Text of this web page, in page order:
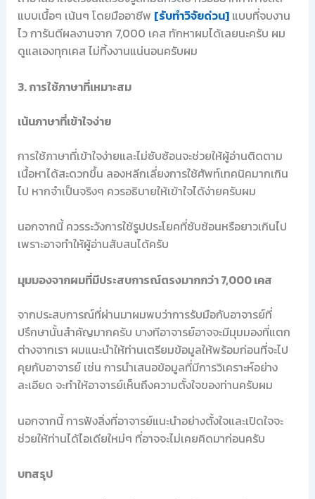
แบบเนื้อๆ เน้นๆ โดยมืออาชีพ [รับทำวิจัยด่วน]แบบที่จบงาน
ไว การันตีผลงานจาก 7,000 เคส ทักหาผมได้เลยนะครับ ผม
ดูแลเองทุกเคส ไม่ทิ้งงานแน่นอนครับผม
3. การใช้ภาษาที่เหมาะสม
เน้นภาษาที่เข้าใจง่าย
การใช้ภาษาที่เข้าใจง่ายและไม่ซับซ้อนจะช่วยให้ผู้อ่านติดตาม
เนื้อหาได้สะดวกขึ้น ลองหลีกเลี่ยงการใช้ศัพท์เทคนิคมากเกิน
ไป หากจำเป็นจริงๆ ควรอธิบายให้เข้าใจได้ง่ายครับผม
นอกจากนี้ ควรระวังการใช้รูปประโยคที่ซับซ้อนหรือยาวเกินไป
เพราะอาจทำให้ผู้อ่านสับสนได้ครับ
มุมมองจากผมที่มีประสบการณ์ตรงมากกว่า 7,000 เคส
จากประสบการณ์ที่ผ่านมาผมพบว่าการรับมือกับอาจารย์ที่
ปรึกษานั้นสำคัญมากครับ บางทีอาจารย์อาจจะมีมุมมองที่แตก
ต่างจากเรา ผมแนะนำให้ท่านเตรียมข้อมูลให้พร้อมก่อนที่จะไป
คุยกับอาจารย์ เช่น การนำเสนอข้อมูลที่มีการวิเคราะห์อย่าง
ละเอียด จะทำให้อาจารย์เห็นถึงความตั้งใจของท่านครับผม
นอกจากนี้ การฟังสิ่งที่อาจารย์แนะนำอย่างตั้งใจและเปิดใจจะ
ช่วยให้ท่านได้ไอเดียใหม่ๆ ที่อาจจะไม่เคยคิดมาก่อนครับ
บทสรุป